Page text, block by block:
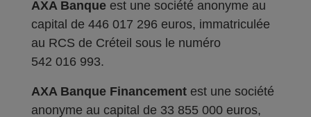
AXA Banque est une société anonyme au
capital de 446 017 296 euros, immatriculée
au RCS de Créteil sous le numéro
542 016 993.
AXA Banque Financement est une société
anonyme au capital de 33 855 000 euros,